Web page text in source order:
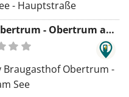
- Hauptstraße
bike-energy Braugasthof Obertrum - Obertrum am See
Braugasthof Obertrum -
See